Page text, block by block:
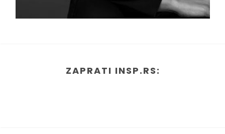
ZAPRATI INSP.RS: